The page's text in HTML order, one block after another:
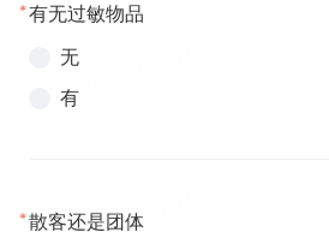
*有无过敏物品
无
有
*散客还是团体